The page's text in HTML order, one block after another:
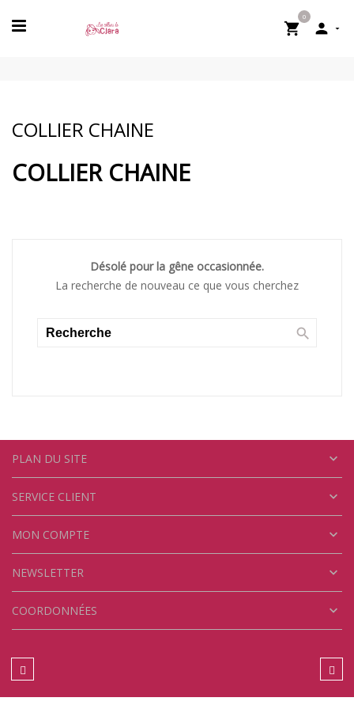

0

COLLIER CHAINE
COLLIER CHAINE
Désolé pour la gêne occasionnée.
La recherche de nouveau ce que vous cherchez

PLAN DU SITE 
SERVICE CLIENT 
MON COMPTE 
NEWSLETTER 
COORDONNÉES 